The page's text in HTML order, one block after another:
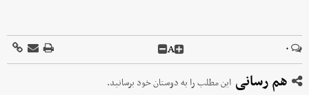
۰ A
هم رسانی این مطلب را به دوستان خود برسانید.